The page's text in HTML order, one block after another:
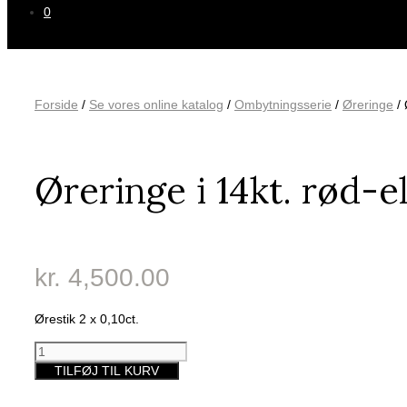
0
Forside / Se vores online katalog / Ombytningsserie / Øreringe /
Øreringe i 14kt. rød-
kr. 4,500.00
Ørestik 2 x 0,10ct.
Øreringe
TILFØJ TIL KURV